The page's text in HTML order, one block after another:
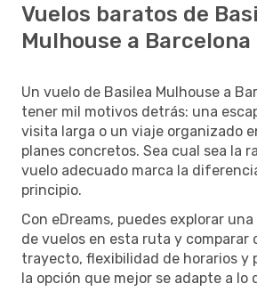
Vuelos baratos de
Mulhouse a Barcelona
Un vuelo de Basilea Mulhouse a
tener mil motivos detrás: una
visita larga o un viaje organizado
planes concretos. Sea cual sea la
vuelo adecuado marca la
principio.
Con eDreams, puedes explorar
de vuelos en esta ruta y comparar
trayecto, flexibilidad de horarios y
la opción que mejor se adapte a lo